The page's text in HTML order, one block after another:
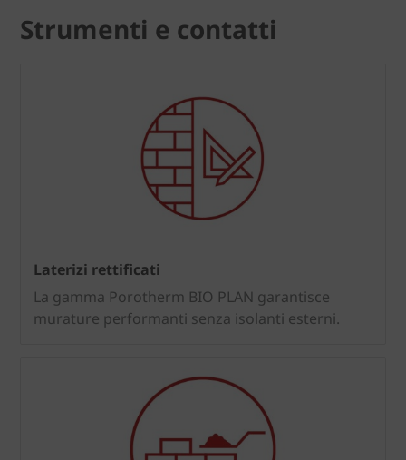
Strumenti e contatti
Laterizi rettificati
La gamma Porotherm BIO PLAN garantisce
murature performanti senza isolanti esterni.